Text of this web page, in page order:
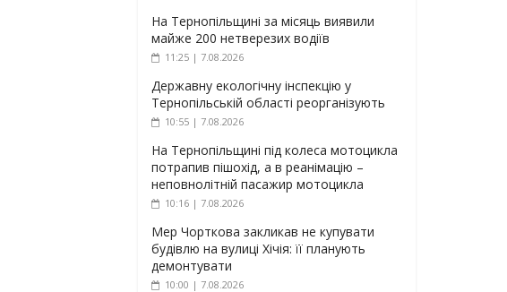
На Тернопільщині за місяць виявили
майже 200 нетверезих водіїв
11:25 | 7.08.2026
Державну екологічну інспекцію у
Тернопільській області реорганізують
10:55 | 7.08.2026
На Тернопільщині під колеса мотоцикла
потрапив пішохід, а в реанімацію –
неповнолітній пасажир мотоцикла
10:16 | 7.08.2026
Мер Чорткова закликав не купувати
будівлю на вулиці Хічія: її планують
демонтувати
10:00 | 7.08.2026